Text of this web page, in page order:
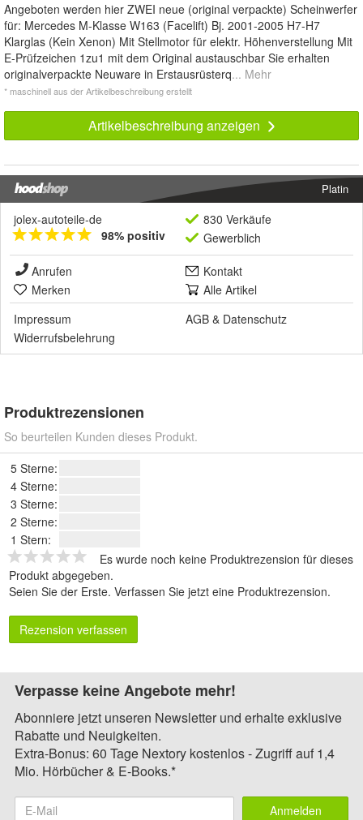
Angeboten werden hier ZWEI neue (original verpackte) Scheinwerfer
für: Mercedes M-Klasse W163 (Facelift) Bj. 2001-2005 H7-H7
Klarglas (Kein Xenon) Mit Stellmotor für elektr. Höhenverstellung Mit
E-Prüfzeichen 1zu1 mit dem Original austauschbar Sie erhalten
originalverpackte Neuware in Erstausrüsterq... Mehr
* maschinell aus der Artikelbeschreibung erstellt
Artikelbeschreibung anzeigen
Platin
jolex-autoteile-de
98% positiv
830 Verkäufe
Gewerblich
Anrufen
Kontakt
Merken
Alle Artikel
Impressum
AGB & Datenschutz
Widerrufsbelehrung
Produktrezensionen
So beurteilen Kunden dieses Produkt.
5 Sterne:
4 Sterne:
3 Sterne:
2 Sterne:
1 Stern:
Es wurde noch keine Produktrezension für dieses
Produkt abgegeben.
Seien Sie der Erste. Verfassen Sie jetzt eine Produktrezension.
Rezension verfassen
Verpasse keine Angebote mehr!
Abonniere jetzt unseren Newsletter und erhalte exklusive
Rabatte und Neuigkeiten.
Extra-Bonus: 60 Tage Nextory kostenlos - Zugriff auf 1,4
Mio. Hörbücher & E-Books.*
Anmelden